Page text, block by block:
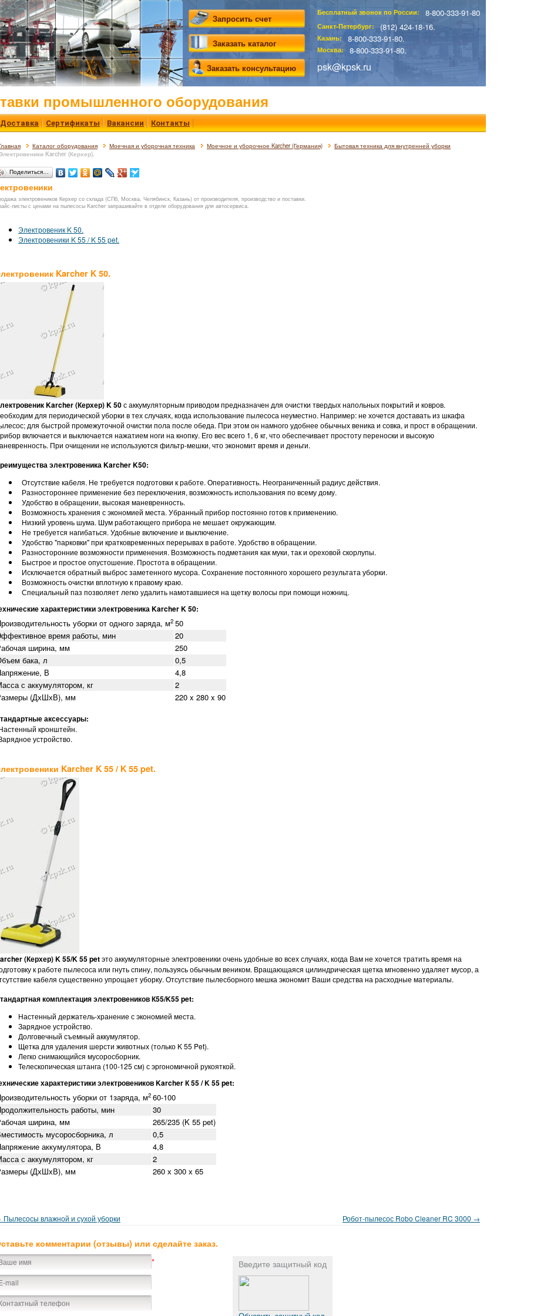
Запросить счет
Заказать каталог
Заказать консультацию
Бесплатный звонок по России: 8-800-333-91-80
Санкт-Петербург: (812) 424-18-16.
Казань: 8-800-333-91-80.
Москва: 8-800-333-91-80.
psk@kpsk.ru
промышленного оборудования
Доставка Сертификаты Вакансии Контакты
Каталог оборудования Моечная и уборочная техника Моечное и уборочное Karcher (Германия)
Бытовая техника для внутренней уборки
Karcher (Керхер).
Поделиться…
электровеников Керхер со склада (СПб, Москва, Челябинск, Казань) от производителя, производство и поставки.
листы с ценами на пылесосы Karcher запрашивайте в отделе оборудования для автосервиса.
Электровеник K 50.
Электровеники K 55 / K 55 pet.
Karcher K 50.
Karcher (Керхер) K 50с аккумуляторным приводом предназначен для очистки твердых напольных покрытий и ковров.
для периодической уборки в тех случаях, когда использование пылесоса неуместно. Например: не хочется доставать из шкафа
для быстрой промежуточной очистки пола после обеда. При этом он намного удобнее обычных веника и совка, и прост в обращении.
включается и выключается нажатием ноги на кнопку. Его вес всего 1, 6 кг, что обеспечивает простоту переноски и высокую
При очищении не используются фильтр-мешки, что экономит время и деньги.
электровеника Karcher K50:
Отсутствие кабеля. Не требуется подготовки к работе. Оперативность. Неограниченный радиус действия.
Разностороннее применение без переключения, возможность использования по всему дому.
Удобство в обращении, высокая маневренность.
Возможность хранения с экономией места. Убранный прибор постоянно готов к применению.
Низкий уровень шума. Шум работающего прибора не мешает окружающим.
Не требуется нагибаться. Удобные включение и выключение.
Удобство "парковки" при кратковременных перерывах в работе. Удобство в обращении.
Разносторонние возможности применения. Возможность подметания как муки, так и ореховой скорлупы.
Быстрое и простое опустошение. Простота в обращении.
Исключается обратный выброс заметенного мусора. Сохранение постоянного хорошего результата уборки.
Возможность очистки вплотную к правому краю.
Специальный паз позволяет легко удалить намотавшиеся на щетку волосы при помощи ножниц.
характеристики электровеника Karcher K 50:
уборки от одного заряда, м2 50
время работы, мин
20
ширина, мм
250
бака, л
0,5
В
4,8
с аккумулятором, кг
2
(ДхШхВ), мм
220 x 280 x 90
аксессуары:
кронштейн.
устройство.
Karcher K 55 / K 55 pet.
(Керхер) K 55/K 55 petэто аккумуляторные электровеники очень удобные во всех случаях, когда Вам не хочется тратить время на
к работе пылесоса или гнуть спину, пользуясь обычным веником. Вращающаяся цилиндрическая щетка мгновенно удаляет мусор, а
кабеля существенно упрощает уборку. Отсутствие пылесборного мешка экономит Ваши средства на расходные материалы.
комплектация электровеников К55/K55 pet:
Настенный держатель-хранение с экономией места.
Зарядное устройство.
Долговечный съемный аккумулятор.
Щетка для удаления шерсти животных (только K 55 Pet).
Легко снимающийся мусоросборник.
Телескопическая штанга (100-125 см) с эргономичной рукояткой.
характеристики электровеников Karcher К 55 / K 55 pet:
уборки от 1заряда, м2 60-100
работы, мин
30
ширина, мм
265/235 (K 55 pet)
мусоросборника, л
0,5
аккумулятора, В
4,8
с аккумулятором, кг
2
(ДхШхВ), мм
260 х 300 х 65
влажной и сухой уборки Робот-пылесос Robo Cleaner RC 3000 →
комментарии (отзывы) или сделайте заказ.
* Введите защитный код